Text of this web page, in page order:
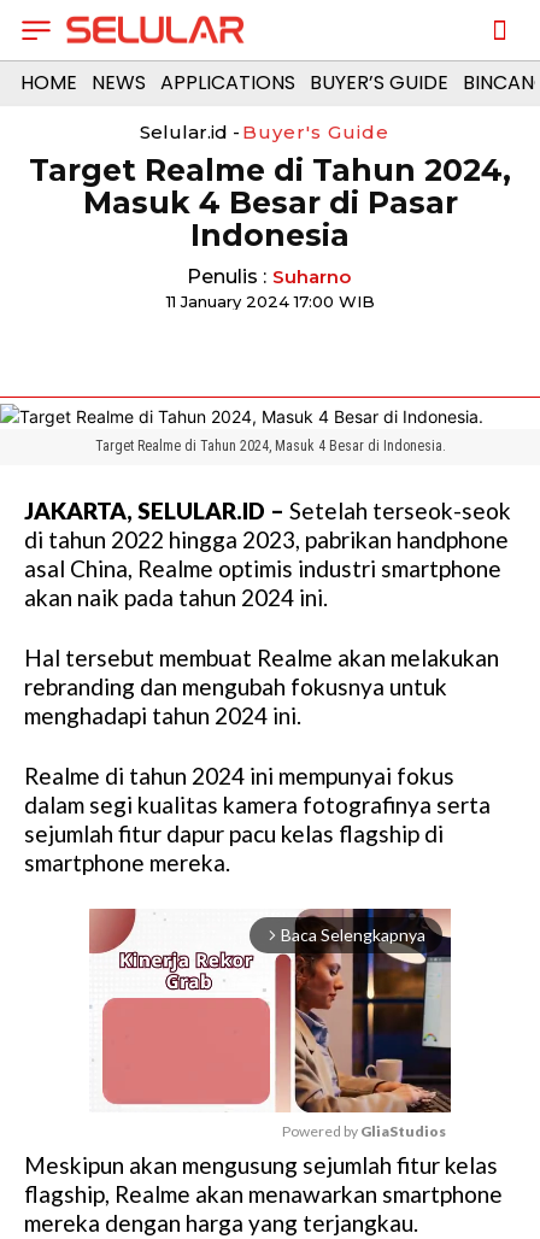
HOME NEWS APPLICATIONS BUYER’S GUIDE
Selular.id - Buyer's Guide
Target Realme di Tahun 2024,
Masuk 4 Besar di Pasar
Indonesia
Penulis : Suharno
11 January 2024 17:00 WIB
Target Realme di Tahun 2024, Masuk 4 Besar di Indonesia.
JAKARTA, SELULAR.ID – Setelah terseok-seok
di tahun 2022 hingga 2023, pabrikan handphone
asal China, Realme optimis industri smartphone
akan naik pada tahun 2024 ini.
Hal tersebut membuat Realme akan melakukan
rebranding dan mengubah fokusnya untuk
menghadapi tahun 2024 ini.
Realme di tahun 2024 ini mempunyai fokus
dalam segi kualitas kamera fotografinya serta
sejumlah fitur dapur pacu kelas flagship di
smartphone mereka.
arrow_forward_ios Baca Selengkapnya
M
u
t
Powered by GliaStudios
Meskipun akan mengusung sejumlah fitur kelas
flagship, Realme akan menawarkan smartphone
mereka dengan harga yang terjangkau.